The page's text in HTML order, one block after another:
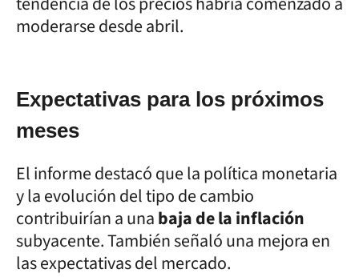
moderarse desde abril.
Expectativas para los próximos
meses
El informe destacó que la política monetaria
y la evolución del tipo de cambio
contribuirían a unabaja de la inflación
subyacente. También señaló una mejora en
las expectativas del mercado.